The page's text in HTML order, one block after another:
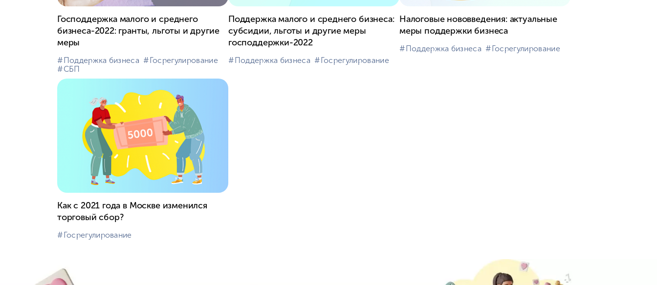
Господдержка малого и среднего
бизнеса-2022: гранты, льготы и другие
меры
#⁣Поддержка бизнеса #⁣Госрегулирование
#⁣СБП
Поддержка малого и среднего бизнеса:
субсидии, льготы и другие меры
господдержки-2022
#⁣Поддержка бизнеса #⁣Госрегулирование
Налоговые нововведения: актуальные
меры поддержки бизнеса
#⁣Поддержка бизнеса #⁣Госрегулирование
Как с 2021 года в Москве изменился
торговый сбор?
#⁣Госрегулирование